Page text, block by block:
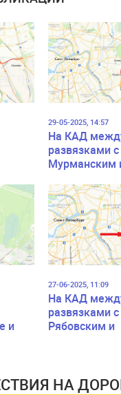
29-05-2025, 14:57
На КАД
развязками с
Мурманским
перекроют
полосы
и
27-06-2025, 11:09
На КАД
развязками с
Рябовским и
НА